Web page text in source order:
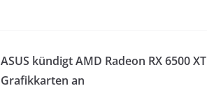
ASUS kündigt AMD Radeon RX 6500 XT
Grafikkarten an